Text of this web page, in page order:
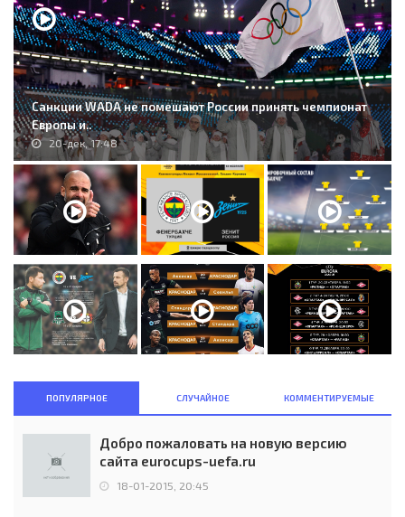
Санкции WADA не помешают России принять чемпионат
Европы и..
20-дек, 17:48
ПОПУЛЯРНОЕ СЛУЧАЙНОЕ КОММЕНТИРУЕМЫЕ
Добро пожаловать на новую версию
сайта eurocups-uefa.ru
18-01-2015, 20:45